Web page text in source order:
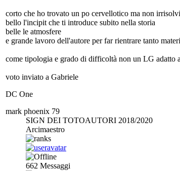
corto che ho trovato un po cervellotico ma non
bello l'incipit che ti introduce subito nella storia
belle le atmosfere
e grande lavoro dell'autore per far rientrare tanto
come tipologia e grado di difficoltà non un LG adatto
voto inviato a Gabriele
DC One
mark phoenix 79
SIGN DEI TOTOAUTORI 2018/2020
Arcimaestro
662 Messaggi